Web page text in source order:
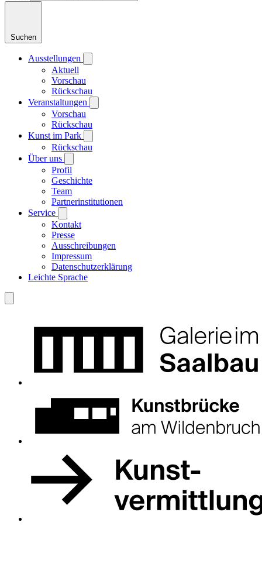
Suchen
Ausstellungen
Aktuell
Vorschau
Rückschau
Veranstaltungen
Vorschau
Rückschau
Kunst im Park
Rückschau
Über uns
Profil
Geschichte
Team
Partnerinstitutionen
Service
Kontakt
Presse
Ausschreibungen
Impressum
Datenschutzerklärung
Leichte Sprache